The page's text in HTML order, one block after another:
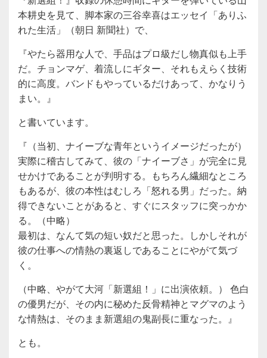
本耕史を見て、脚本家の三谷幸喜はエッセイ「ありふ
れた生活」（朝日 新聞社）で、
『やたら器用な人で、手品はプロ級だし物真似も上手
だ。チョンマゲ、着流しにギター、それもえらく技術
的に高度。バンドもやっているだけあって、かなりう
まい。』
と書いています。
『（当初、ナイーブな青年というイメージだったが）
実際に稽古してみて、彼の「ナイーブさ」が完全に見
せかけであることが判明する。もちろん繊細なところ
もあるが、彼の本性はむしろ「怒れる男」だった。納
得できないことがあると、すぐにスタッフに突っかか
る。（中略）
最初は、なんて気の短い奴だと思った。しかしそれが
彼の仕事への情熱の裏返しであることにやがて気づ
く。
（中略、やがて大河「新選組！」に出演依頼。） 色白
の優男だが、その内に秘めた反骨精神とマグマのよう
な情熱は、そのまま新選組の鬼副長に重なった。』
とも。